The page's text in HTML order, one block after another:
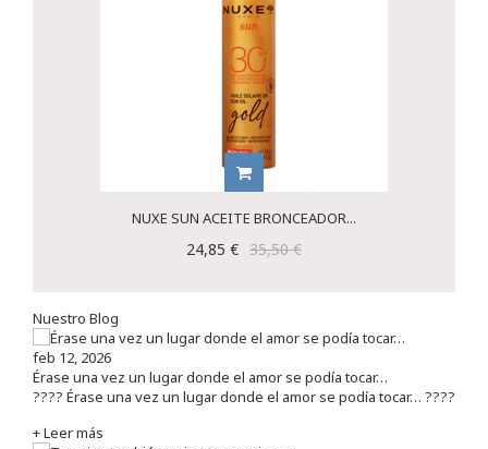
NUXE SUN ACEITE BRONCEADOR...
24,85 € 35,50 €
Nuestro Blog
feb 12, 2026
Érase una vez un lugar donde el amor se podía tocar…
???? Érase una vez un lugar donde el amor se podía tocar… ????
+ Leer más